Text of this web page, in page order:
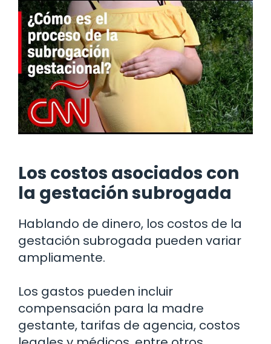
Los costos asociados con
la gestación subrogada
Hablando de dinero, los costos de la
gestación subrogada pueden variar
ampliamente.
Los gastos pueden incluir
compensación para la madre
gestante, tarifas de agencia, costos